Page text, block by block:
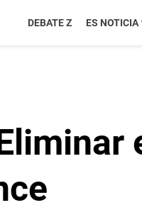
DEBATE Z ES NOTICIA